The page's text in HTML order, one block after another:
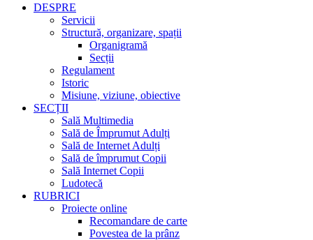
DESPRE
Servicii
Structură, organizare, spații
Organigramă
Secții
Regulament
Istoric
Misiune, viziune, obiective
SECȚII
Sală Multimedia
Sală de Împrumut Adulți
Sală de Internet Adulți
Sală de împrumut Copii
Sală Internet Copii
Ludotecă
RUBRICI
Proiecte online
Recomandare de carte
Povestea de la prânz